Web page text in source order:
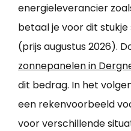
energieleverancier
betaal je voor dit
(prijs augustus 2026).
zonnepanelen in
dit bedrag. In het
een rekenvoorbeeld
voor verschillende